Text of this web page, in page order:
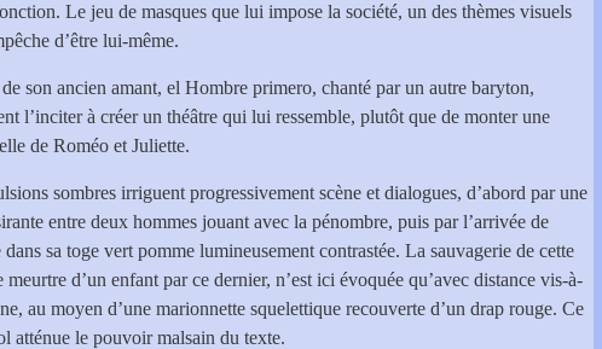
Le jeu de masques que lui impose la société, un des thèmes visuels
d’être lui-même.
son ancien amant, el Hombre primero, chanté par un autre baryton,
l’inciter à créer un théâtre qui lui ressemble, plutôt que de monter une
de Roméo et Juliette.
sombres irriguent progressivement scène et dialogues, d’abord par une
entre deux hommes jouant avec la pénombre, puis par l’arrivée de
dans sa toge vert pomme lumineusement contrastée. La sauvagerie de cette
d’un enfant par ce dernier, n’est ici évoquée qu’avec distance vis-à-
au moyen d’une marionnette squelettique recouverte d’un drap rouge. Ce
atténue le pouvoir malsain du texte.